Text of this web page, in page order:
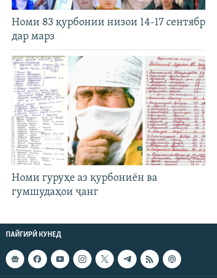
Номи 83 қурбонии низои 14-17 сентябр
дар марз
Номи гуруҳе аз қурбониён ва
гумшудаҳои ҷанг
ПАЙГИРӢ КУНЕД